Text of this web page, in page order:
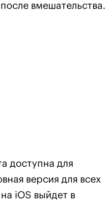
вмешательства.
доступна для
версия для всех
iOS выйдет в